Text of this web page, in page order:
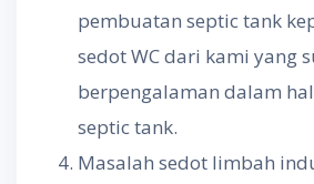
pembuatan septic tank
sedot WC dari kami yang
berpengalaman dalam
septic tank.
Masalah sedot limbah